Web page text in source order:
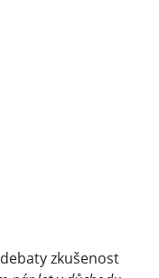
zkušenost